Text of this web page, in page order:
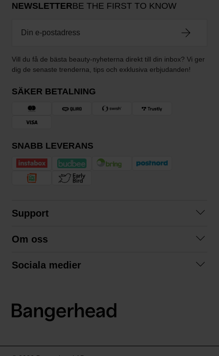
NEWSLETTERBE THE FIRST TO KNOW
Vill du få de bästa beauty-nyheterna direkt till din inbox? Vi ger
dig de senaste trenderna, tips och exklusiva erbjudanden!
SÄKER BETALNING
SNABB LEVERANS
Support
Köpvillkor
Om oss
Våra fraktalternativ
Sociala medier
LinkedIn